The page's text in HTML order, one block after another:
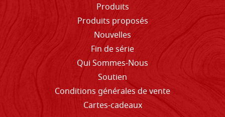
Produits
Produits proposés
Nouvelles
Fin de série
Qui Sommes-Nous
Soutien
Conditions générales de vente
Cartes-cadeaux